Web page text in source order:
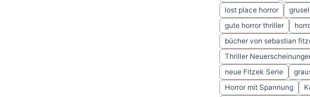
lost place horror
gute horror thriller
bücher von sebastian
Thriller
neue Fitzek Serie
Horror mit Spannung